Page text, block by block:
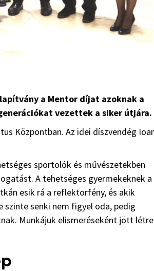
a Mentor díjat azoknak a
vezettek a siker útjára.
Központban. Az idei díszvendég
sportolók és művészetekben
A tehetséges gyermekeknek a
esik rá a reflektorfény, és akik
szinte senki nem figyel oda, pedig
Munkájuk elismeréseként jött